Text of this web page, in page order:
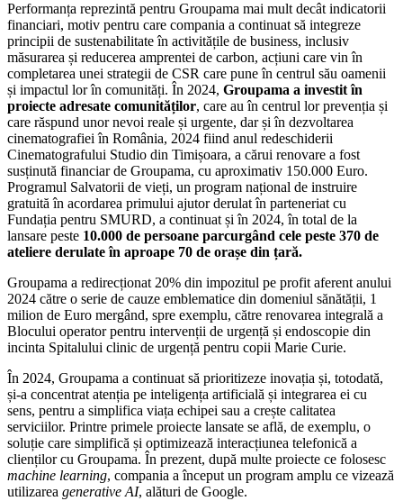
Performanța reprezintă pentru Groupama mai mult decât indicatorii
financiari, motiv pentru care compania a continuat să integreze
principii de sustenabilitate în activitățile de business, inclusiv
măsurarea și reducerea amprentei de carbon, acțiuni care vin în
completarea unei strategii de CSR care pune în centrul său oamenii
și impactul lor în comunități. În 2024, Groupama a investit în
proiecte adresate comunităților, care au în centrul lor prevenția și
care răspund unor nevoi reale și urgente, dar și în dezvoltarea
cinematografiei în România, 2024 fiind anul redeschiderii
Cinematografului Studio din Timișoara, a cărui renovare a fost
susținută financiar de Groupama, cu aproximativ 150.000 Euro.
Programul Salvatorii de vieți, un program național de instruire
gratuită în acordarea primului ajutor derulat în parteneriat cu
Fundația pentru SMURD, a continuat și în 2024, în total de la
lansare peste 10.000 de persoane parcurgând cele peste 370 de
ateliere derulate în aproape 70 de orașe din țară.
Groupama a redirecționat 20% din impozitul pe profit aferent anului
2024 către o serie de cauze emblematice din domeniul sănătății, 1
milion de Euro mergând, spre exemplu, către renovarea integrală a
Blocului operator pentru intervenții de urgență și endoscopie din
incinta Spitalului clinic de urgență pentru copii Marie Curie.
În 2024, Groupama a continuat să prioritizeze inovația și, totodată,
și-a concentrat atenția pe inteligența artificială și integrarea ei cu
sens, pentru a simplifica viața echipei sau a crește calitatea
serviciilor. Printre primele proiecte lansate se află, de exemplu, o
soluție care simplifică și optimizează interacțiunea telefonică a
clienților cu Groupama. În prezent, după multe proiecte ce folosesc
machine learning, compania a început un program amplu ce vizează
utilizarea generative AI, alături de Google.